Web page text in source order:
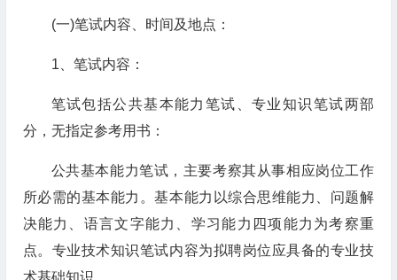
(一)笔试内容、时间及地点：
1、笔试内容：
笔试包括公共基本能力笔试、专业知识笔试两部
分，无指定参考用书：
公共基本能力笔试，主要考察其从事相应岗位工作
所必需的基本能力。基本能力以综合思维能力、问题解
决能力、语言文字能力、学习能力四项能力为考察重
点。专业技术知识笔试内容为拟聘岗位应具备的专业技
术基础知识。